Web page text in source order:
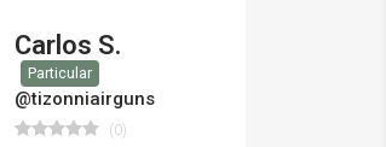
Carlos S.
Particular
@tizonniairguns
(0)